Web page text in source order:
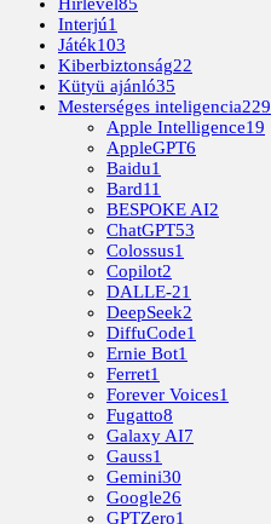
Hírlevél85
Interjú1
Játék103
Kiberbiztonság22
Kütyü ajánló35
Mesterséges inteligencia229
Apple Intelligence19
AppleGPT6
Baidu1
Bard11
BESPOKE AI2
ChatGPT53
Colossus1
Copilot2
DALLE-21
DeepSeek2
DiffuCode1
Ernie Bot1
Ferret1
Forever Voices1
Fugatto8
Galaxy AI7
Gauss1
Gemini30
Google26
GPTZero1